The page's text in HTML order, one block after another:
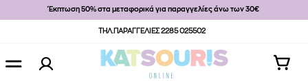
Έκπτωση 50% στα μεταφορικά για παραγγελίες άνω των 30€
ΤΗΛ.ΠΑΡΑΓΓΕΛΙΕΣ 2285 025502